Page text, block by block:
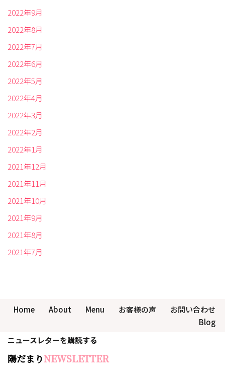
2022年9月
2022年8月
2022年7月
2022年6月
2022年5月
2022年4月
2022年3月
2022年2月
2022年1月
2021年12月
2021年11月
2021年10月
2021年9月
2021年8月
2021年7月
Home About Menu お客様の声
お問い合わせ
Blog
ニュースレターを購読する
陽だまりNEWSLETTER